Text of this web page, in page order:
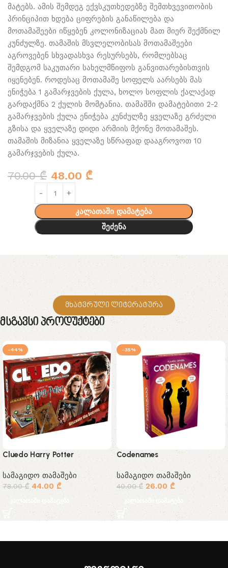
მატებს. ამის შემდეგ ექვსკუთხედებზე შემთხვევითობის
პრინციპით ხდება ციფრების განაწილება და
მოთამაშეები იწყებენ კოლონიზაციას მათ მიერ შექმნილ
კუნძულზე. თამაშის მსვლელობისას მოთამაშეები
აგროვებენ სხვადასხვა რესურსებს, რომლებსაც
შემდგომ საკუთარი სახელმწიფოს განვითარებისთვის
იყენებენ. როდესაც მოთამაშე სოფელს აარსებს მას
ენიჭება 1 გამარჯვების ქულა, ხოლო სოფლის ქალაქად
გარდაქმნა 2 ქულის მომტანია. თამაშში დამატებითი 2-2
გამარჯვების ქულა ენიჭება კუნძულზე ყველაზე გრძელი
გზისა და ყველაზე დიდი არმიის მქონე მოთამაშეს.
თამაშის მიზანია ყველაზე სწრაფად დააგროვოთ 10
გამარჯვების ქულა.
70.00₾ 48.00 ₾
კალათაში დამატება
შეძენა
მხატვრული ლიტერატურა
Მსგავსი Პროდუქტები
-44%
Cluedo Harry Potter
სამაგიდო თამაშები
78.00₾ 44.00 ₾
კალათაში დამატება
-35%
Codenames
სამაგიდო თამაშები
40.00₾ 26.00 ₾
კალათაში დამატება